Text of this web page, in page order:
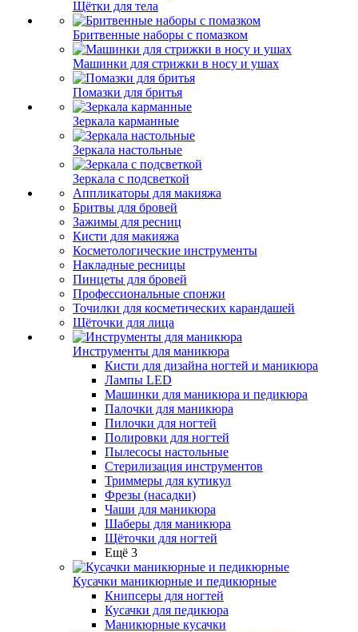
Щётки для тела
Бритвенные наборы с помазком
Машинки для стрижки в носу и ушах
Помазки для бритья
Зеркала карманные
Зеркала настольные
Зеркала с подсветкой
Аппликаторы для макияжа
Бритвы для бровей
Зажимы для ресниц
Кисти для макияжа
Косметологические инструменты
Накладные ресницы
Пинцеты для бровей
Профессиональные спонжи
Точилки для косметических карандашей
Щёточки для лица
Инструменты для маникюра
Кисти для дизайна ногтей и маникюра
Лампы LED
Машинки для маникюра и педикюра
Палочки для маникюра
Пилочки для ногтей
Полировки для ногтей
Пылесосы настольные
Стерилизация инструментов
Триммеры для кутикул
Фрезы (насадки)
Чаши для маникюра
Шаберы для маникюра
Щёточки для ногтей
Ещё 3
Кусачки маникюрные и педикюрные
Книпсеры для ногтей
Кусачки для педикюра
Маникюрные кусачки